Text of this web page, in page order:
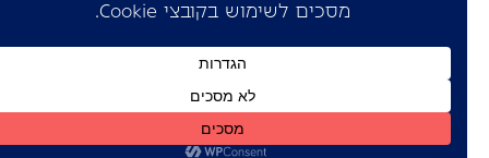
הצהרת נגישות
Site byImaginet